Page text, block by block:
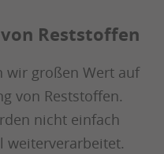
Reststoffen
wir großen Wert auf
von Reststoffen.
nicht einfach
weiterverarbeitet.